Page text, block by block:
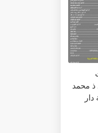
ذ محمد